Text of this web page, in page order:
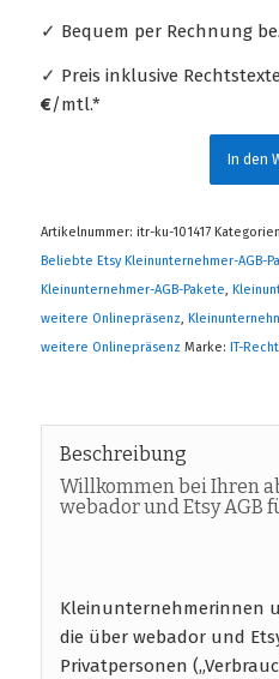
✓ Bequem per Rechnung
✓ Preis inklusive
€/mtl.*
In den
Artikelnummer: itr-ku-101417
Beliebte Etsy Kleinunternehmer-AGB-
Kleinunternehmer-AGB-Pakete,
weitere Onlinepräsenz,
weitere Onlinepräsenz Marke: IT-
Beschreibung
Willkommen bei Ihren
webador und Etsy
Kleinunternehmerinnen
die über webador und
Privatpersonen